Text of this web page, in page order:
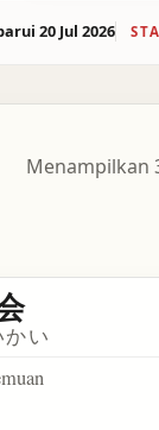
20 Jul 2026
Menampilkan
際限
かい